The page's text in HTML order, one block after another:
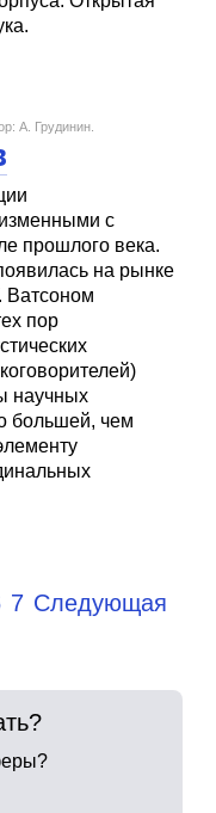
А. Грудинин.
с
прошлого века.
на рынке
Ватсоном
пор
научных
большей, чем
7 Следующая